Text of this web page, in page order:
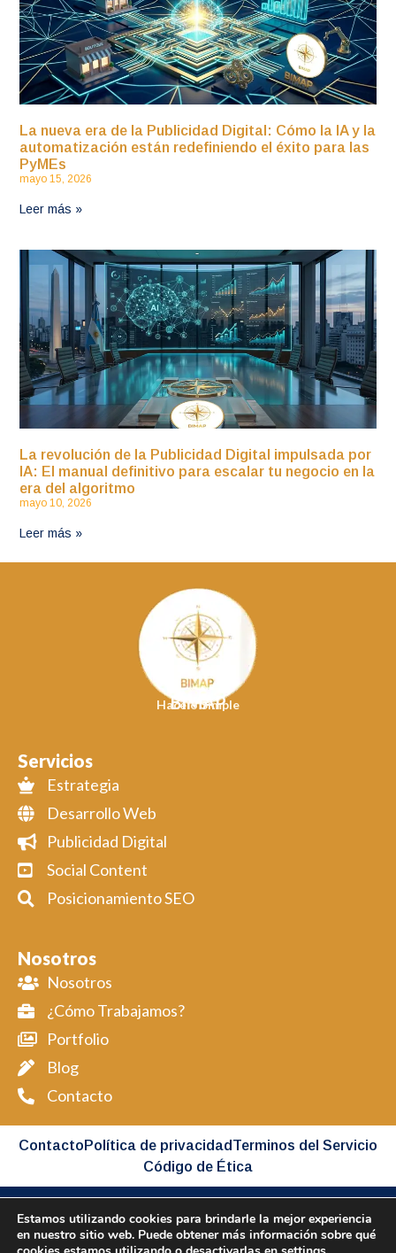
La nueva era de la Publicidad Digital: Cómo la IA y la
automatización están redefiniendo el éxito para las
PyMEs
mayo 15, 2026
Leer más »
La revolución de la Publicidad Digital impulsada por
IA: El manual definitivo para escalar tu negocio en la
era del algoritmo
mayo 10, 2026
Leer más »
BIMAP
Hacelo Simple
Servicios
Estrategia
Desarrollo Web
Publicidad Digital
Social Content
Posicionamiento SEO
Nosotros
Nosotros
¿Cómo Trabajamos?
Portfolio
Blog
Contacto
Contacto Política de privacidad Terminos del Servicio
Código de Ética
Copyright BIMAP © 2026 All Rights Reserved
Estamos utilizando cookies para brindarle la mejor experiencia
en nuestro sitio web. Puede obtener más información sobre qué